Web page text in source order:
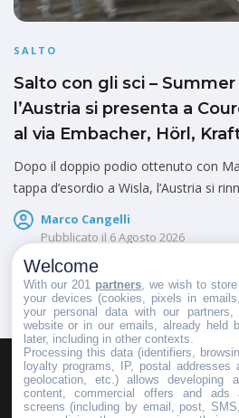
SALTO
Salto con gli sci – Summer
l’Austria si presenta a
al via Embacher, Hörl,
Dopo il doppio podio ottenuto con
tappa d’esordio a Wisla, l’Austria si
Marco Cangelli
Pubblicato il 6 Agosto 2026
HOMEPAGEREDAZIONEINVIA UN
PUBBLICITÀSCRIVI AL DIRETTORE
Welcome
With our 201 partners , we wish to
your devices (cookies, pixels in
your personal data with our
website or in our emails, already held
later, including in other contexts.
Processing this data (identifiers,
loyalty programs, IP, postal addresses
geolocation, etc.) allows developing
content, commercial offers and ads
screens (including by email, post,